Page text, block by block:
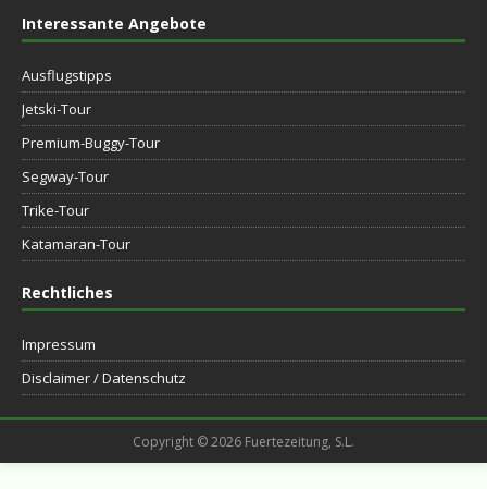
Interessante Angebote
Ausflugstipps
Jetski-Tour
Premium-Buggy-Tour
Segway-Tour
Trike-Tour
Katamaran-Tour
Rechtliches
Impressum
Disclaimer / Datenschutz
Copyright © 2026 Fuertezeitung, S.L.